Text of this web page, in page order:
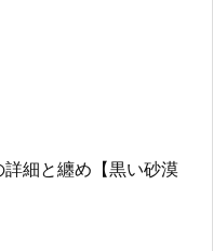
細と纏め【黒い砂漠